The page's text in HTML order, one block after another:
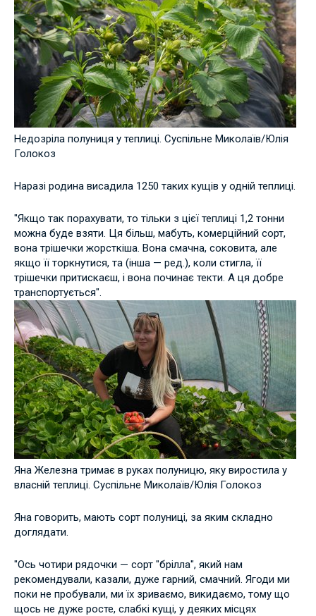
Недозріла полуниця у теплиці. Суспільне Миколаїв/Юлія
Голокоз
Наразі родина висадила 1250 таких кущів у одній теплиці.
"Якщо так порахувати, то тільки з цієї теплиці 1,2 тонни
можна буде взяти. Ця більш, мабуть, комерційний сорт,
вона трішечки жорсткіша. Вона смачна, соковита, але
якщо її торкнутися, та (інша — ред.), коли стигла, її
трішечки притискаєш, і вона починає текти. А ця добре
транспортується".
Яна Железна тримає в руках полуницю, яку виростила у
власній теплиці. Суспільне Миколаїв/Юлія Голокоз
Яна говорить, мають сорт полуниці, за яким складно
доглядати.
"Ось чотири рядочки — сорт "брілла", який нам
рекомендували, казали, дуже гарний, смачний. Ягоди ми
поки не пробували, ми їх зриваємо, викидаємо, тому що
щось не дуже росте, слабкі кущі, у деяких місцях